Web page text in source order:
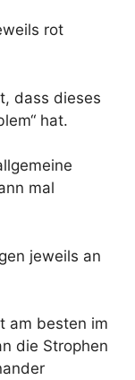
rot
dass dieses
hat.
mal
jeweils an
am besten im
die Strophen